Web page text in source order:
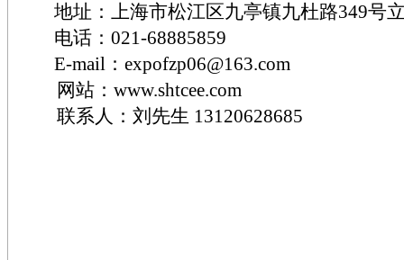
地址：上海市松江区九亭镇九杜路349号
电话：021-68885859
E-mail： expofzp06@163.com
网站： www.shtcee.com
联系人：刘先生 13120628685